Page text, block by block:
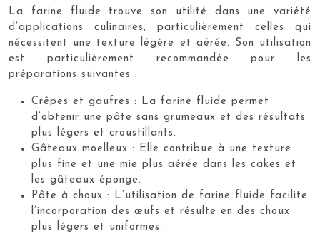
La farine fluide trouve son utilité dans une variété
d’applications culinaires, particulièrement celles qui
nécessitent une texture légère et aérée. Son utilisation
est particulièrement recommandée pour les
préparations suivantes :
Crêpes et gaufres : La farine fluide permet
d’obtenir une pâte sans grumeaux et des résultats
plus légers et croustillants.
Gâteaux moelleux : Elle contribue à une texture
plus fine et une mie plus aérée dans les cakes et
les gâteaux éponge.
Pâte à choux : L’utilisation de farine fluide facilite
l’incorporation des œufs et résulte en des choux
plus légers et uniformes.